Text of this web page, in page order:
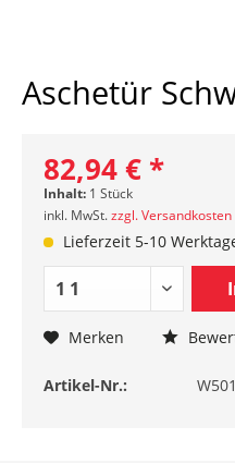
Aschetür
82,94 € *
Inhalt: 1 Stück
inkl. MwSt.zzgl. Versandkosten
Lieferzeit 5-10
Merken
Artikel-Nr.: